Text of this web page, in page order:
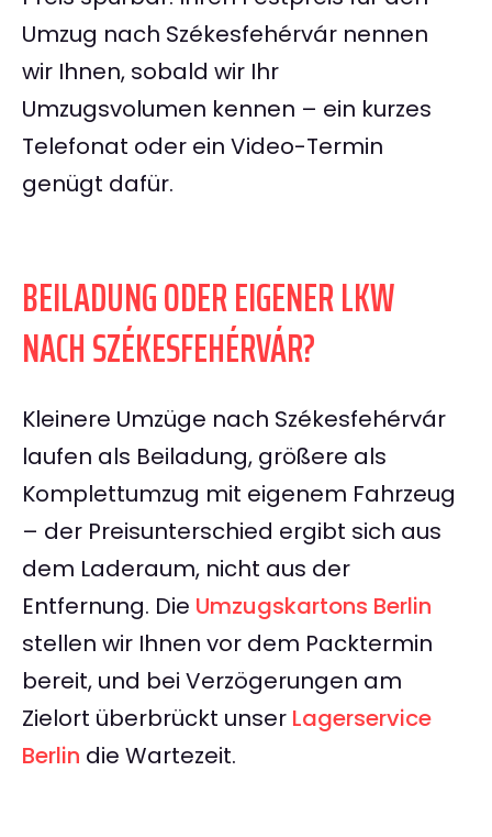
Umzug nach Székesfehérvár nennen
wir Ihnen, sobald wir Ihr
Umzugsvolumen kennen – ein kurzes
Telefonat oder ein Video-Termin
genügt dafür.
BEILADUNG ODER EIGENER LKW
NACH SZÉKESFEHÉRVÁR?
Kleinere Umzüge nach Székesfehérvár
laufen als Beiladung, größere als
Komplettumzug mit eigenem Fahrzeug
– der Preisunterschied ergibt sich aus
dem Laderaum, nicht aus der
Entfernung. Die Umzugskartons Berlin
stellen wir Ihnen vor dem Packtermin
bereit, und bei Verzögerungen am
Zielort überbrückt unser Lagerservice
Berlin die Wartezeit.